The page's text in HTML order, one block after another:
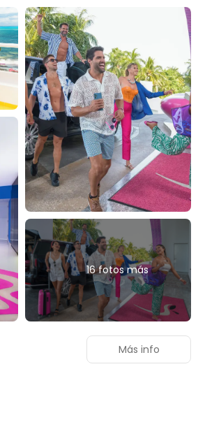
16 fotos más
Más info